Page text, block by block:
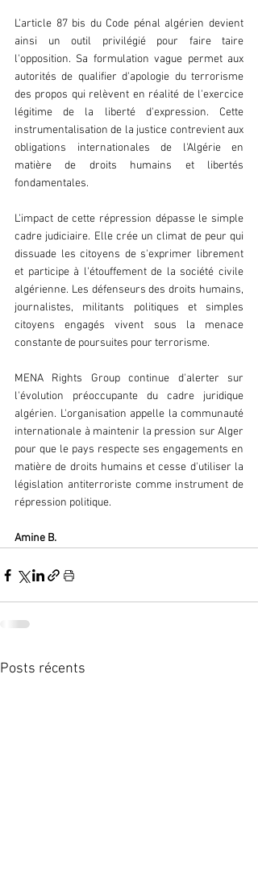
L'article 87 bis du Code pénal algérien devient
ainsi un outil privilégié pour faire taire
l'opposition. Sa formulation vague permet aux
autorités de qualifier d'apologie du terrorisme
des propos qui relèvent en réalité de l'exercice
légitime de la liberté d'expression. Cette
instrumentalisation de la justice contrevient aux
obligations internationales de l'Algérie en
matière de droits humains et libertés
fondamentales.
L'impact de cette répression dépasse le simple
cadre judiciaire. Elle crée un climat de peur qui
dissuade les citoyens de s'exprimer librement
et participe à l'étouffement de la société civile
algérienne. Les défenseurs des droits humains,
journalistes, militants politiques et simples
citoyens engagés vivent sous la menace
constante de poursuites pour terrorisme.
MENA Rights Group continue d'alerter sur
l'évolution préoccupante du cadre juridique
algérien. L'organisation appelle la communauté
internationale à maintenir la pression sur Alger
pour que le pays respecte ses engagements en
matière de droits humains et cesse d'utiliser la
législation antiterroriste comme instrument de
répression politique.
Amine B.
Posts récents